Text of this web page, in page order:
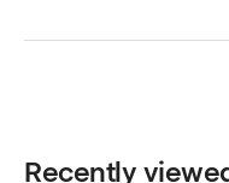
Recently